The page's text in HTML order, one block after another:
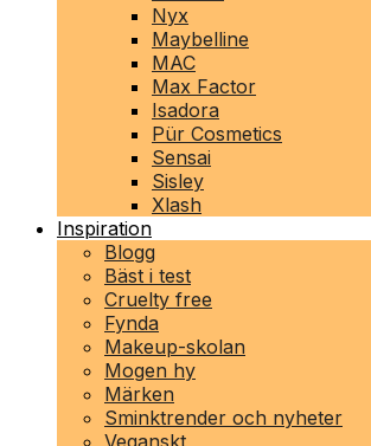
Nyx
Maybelline
MAC
Max Factor
Isadora
Pür Cosmetics
Sensai
Sisley
Xlash
Inspiration
Blogg
Bäst i test
Cruelty free
Fynda
Makeup-skolan
Mogen hy
Märken
Sminktrender och nyheter
Veganskt